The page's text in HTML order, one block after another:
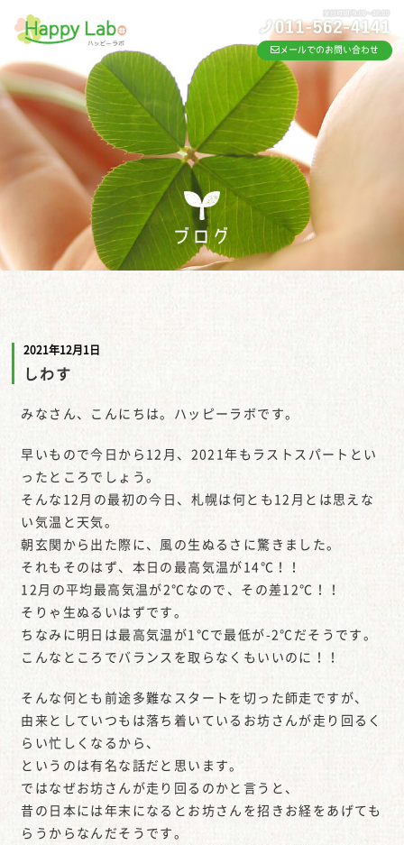
メールでのお問い合わせ
ブログ
2021年12月1日
しわす
みなさん、こんにちは。ハッピーラボです。
早いもので今日から12月、2021年もラストスパートとい
ったところでしょう。
そんな12月の最初の今日、札幌は何とも12月とは思えな
い気温と天気。
朝玄関から出た際に、風の生ぬるさに驚きました。
それもそのはず、本日の最高気温が14℃！！
12月の平均最高気温が2℃なので、その差12℃！！
そりゃ生ぬるいはずです。
ちなみに明日は最高気温が1℃で最低が-2℃だそうです。
こんなところでバランスを取らなくもいいのに！！
そんな何とも前途多難なスタートを切った師走ですが、
由来としていつもは落ち着いているお坊さんが走り回るく
らい忙しくなるから、
というのは有名な話だと思います。
ではなぜお坊さんが走り回るのかと言うと、
昔の日本には年末になるとお坊さんを招きお経をあげても
らうからなんだそうです。